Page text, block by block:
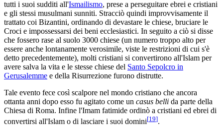
tutti i suoi sudditi all'Ismailismo, prese a perseguitare ebrei e cristiani
e gli stessi musulmani sunniti. Stracciò quindi improvvisamente il
trattato coi Bizantini, ordinando di devastare le chiese, bruciare le
Croci e impossessarsi dei beni ecclesiastici. In seguito a ciò si disse
che fossero rase al suolo 3000 chiese (un numero troppo alto per
essere anche lontanamente verosimile, viste le restrizioni di cui s'è
detto precedentemente), molti cristiani si convertirono all'Islam per
avere salva la vita e le stesse chiese del Santo Sepolcro in
Gerusalemme e della Risurrezione furono distrutte.
Tale evento fece così scalpore nel mondo cristiano che ancora
ottanta anni dopo esso fu agitato come un casus belli da parte della
Chiesa di Roma. Infine l'Imam fatimide ordinò a cristiani ed ebrei di
convertirsi all'Islam o di lasciare i suoi domini[19].